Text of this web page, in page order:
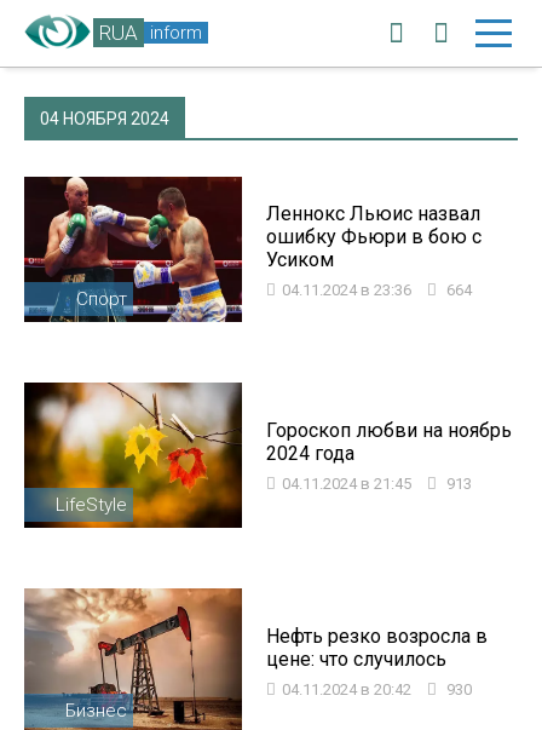
RUA inform
04 НОЯБРЯ 2024
Спорт
Леннокс Льюис назвал
ошибку Фьюри в бою с
Усиком
04.11.2024 в 23:36 664
LifeStyle
Гороскоп любви на ноябрь
2024 года
04.11.2024 в 21:45 913
Бизнес
Нефть резко возросла в
цене: что случилось
04.11.2024 в 20:42 930